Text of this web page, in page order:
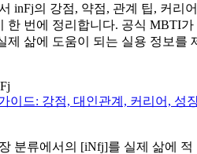
inFj의 강점, 약점, 관계 팁, 커리어
한 번에 정리합니다. 공식 MBTI가
제 삶에 도움이 되는 실용 정보를
이드: 강점, 대인관계, 커리어, 성
분류에서의 [iNfj]를 실제 삶에 적